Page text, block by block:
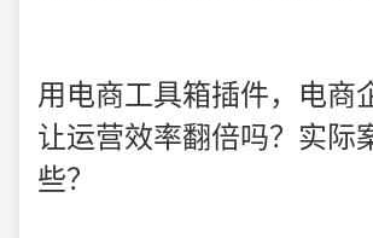
用电商工具箱插件，电商
让运营效率翻倍吗？实际
些？